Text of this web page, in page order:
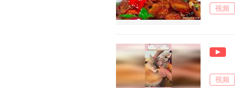
视频
视频